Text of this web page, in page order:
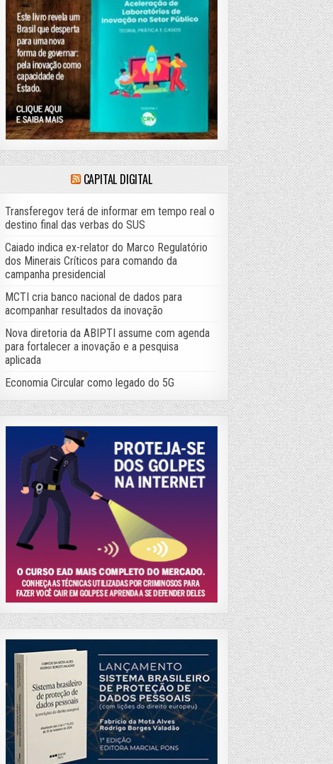
CAPITAL DIGITAL
Transferegov terá de informar em tempo real o
destino final das verbas do SUS
Caiado indica ex-relator do Marco Regulatório
dos Minerais Críticos para comando da
campanha presidencial
MCTI cria banco nacional de dados para
acompanhar resultados da inovação
Nova diretoria da ABIPTI assume com agenda
para fortalecer a inovação e a pesquisa
aplicada
Economia Circular como legado do 5G